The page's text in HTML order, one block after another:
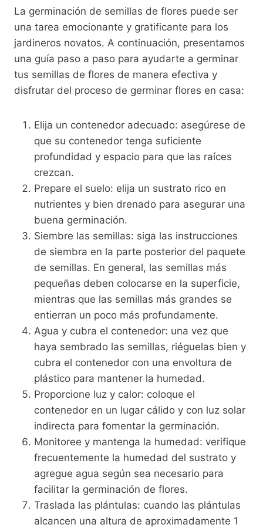
La germinación de semillas de flores puede ser
una tarea emocionante y gratificante para los
jardineros novatos. A continuación, presentamos
una guía paso a paso para ayudarte a germinar
tus semillas de flores de manera efectiva y
disfrutar del proceso de germinar flores en casa:
Elija un contenedor adecuado: asegúrese de
que su contenedor tenga suficiente
profundidad y espacio para que las raíces
crezcan.
Prepare el suelo: elija un sustrato rico en
nutrientes y bien drenado para asegurar una
buena germinación.
Siembre las semillas: siga las instrucciones
de siembra en la parte posterior del paquete
de semillas. En general, las semillas más
pequeñas deben colocarse en la superficie,
mientras que las semillas más grandes se
entierran un poco más profundamente.
Agua y cubra el contenedor: una vez que
haya sembrado las semillas, riéguelas bien y
cubra el contenedor con una envoltura de
plástico para mantener la humedad.
Proporcione luz y calor: coloque el
contenedor en un lugar cálido y con luz solar
indirecta para fomentar la germinación.
Monitoree y mantenga la humedad: verifique
frecuentemente la humedad del sustrato y
agregue agua según sea necesario para
facilitar la germinación de flores.
Traslada las plántulas: cuando las plántulas
alcancen una altura de aproximadamente 1